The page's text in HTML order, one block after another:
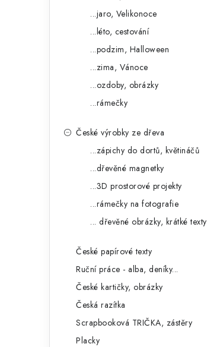
...jaro, Velikonoce
...léto, cestování
...podzim, Halloween
...zima, Vánoce
...ozdoby, obrázky
...rámečky
České výrobky ze dřeva
...zápichy do dortů, květináčů
...dřevěné magnetky
...3D prostorové projekty
...rámečky na fotografie
... dřevěné obrázky, krátké texty
České papírové texty
Ruční práce - alba, deníky...
České kartičky, obrázky
Česká razítka
Scrapbooková TRIČKA, zástěry
Placky